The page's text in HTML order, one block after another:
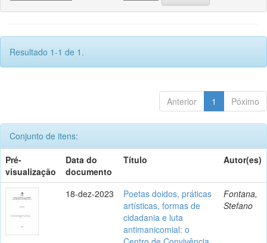
Resultado 1-1 de 1.
Anterior 1 Póximo
Conjunto de itens:
Pré-
visualização
Data do
documento
Título Autor(es)
18-dez-2023
Poetas doidos, práticas
artísticas, formas de
cidadania e luta
antimanicomial: o
Fontana,
Stefano